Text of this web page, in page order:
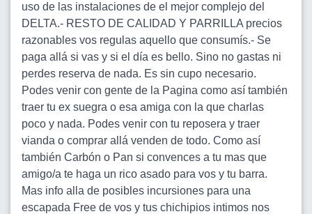
uso de las instalaciones de el mejor complejo del
DELTA.- RESTO DE CALIDAD Y PARRILLA precios
razonables vos regulas aquello que consumís.- Se
paga allá si vas y si el día es bello. Sino no gastas ni
perdes reserva de nada. Es sin cupo necesario.
Podes venir con gente de la Pagina como así también
traer tu ex suegra o esa amiga con la que charlas
poco y nada. Podes venir con tu reposera y traer
vianda o comprar allá venden de todo. Como así
también Carbón o Pan si convences a tu mas que
amigo/a te haga un rico asado para vos y tu barra.
Mas info alla de posibles incursiones para una
escapada Free de vos y tus chichipios intimos nos